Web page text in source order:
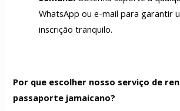
WhatsApp ou e-mail para garantir
inscrição tranquilo.
Por que escolher nosso serviço de
passaporte jamaicano?